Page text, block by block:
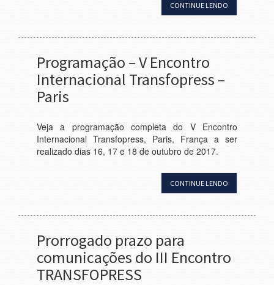
CONTINUE LENDO
Programação – V Encontro
Internacional Transfopress –
Paris
Veja a programação completa do V Encontro
Internacional Transfopress, Paris, França a ser
realizado dias 16, 17 e 18 de outubro de 2017.
CONTINUE LENDO
Prorrogado prazo para
comunicações do III Encontro
TRANSFOPRESS